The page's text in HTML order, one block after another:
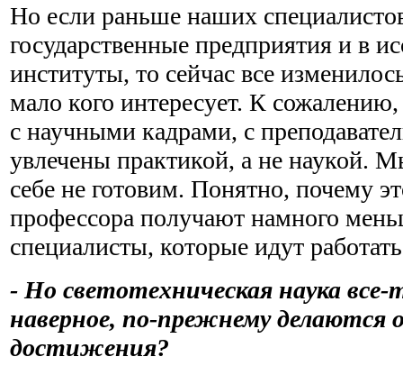
Но если раньше наших
государственные предприятия и в
институты, то сейчас все
мало кого интересует. К сожалению,
с научными кадрами, с
увлечены практикой, а не наукой.
себе не готовим. Понятно, почему
профессора получают намного
специалисты, которые идут
- Но светотехническая наука
наверное, по-прежнему
достижения?